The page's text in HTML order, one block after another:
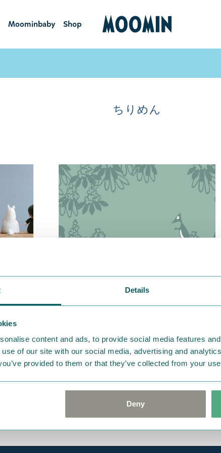
Details
content and ads, to provide social media features
of our site with our social media, advertising and
provided to them or that they’ve collected from your
Deny
Moominbaby
ムーミンベ
Shop
ショ
ちりめん
ょ
るみ
ッカ
2019.12.28
職人さんが一つ一つ丁寧に…テトラ
ポーチ